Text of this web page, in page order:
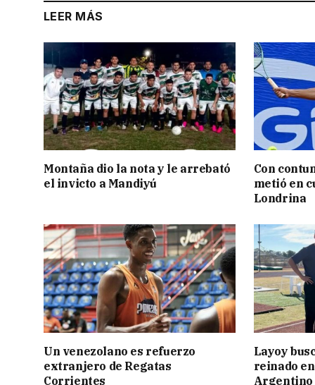
LEER MÁS
Montaña dio la nota y le arrebató
el invicto a Mandiyú
Con
metió en
Londrina
Un venezolano es refuerzo
extranjero de Regatas
Corrientes
Layoy
reinado
Argentino